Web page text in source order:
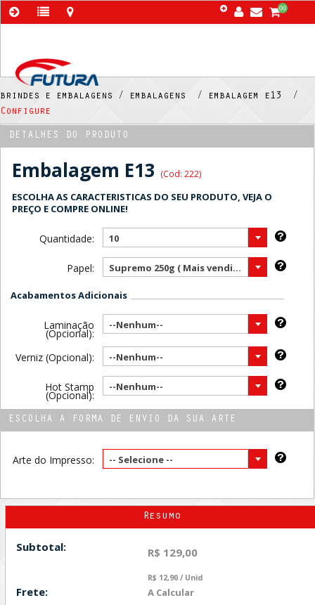
00
brindes e embalagens / embalagens /
embalagem e13 /
Configure
DETALHES DO PRODUTO
Embalagem E13 (Cod: 222)
ESCOLHA AS CARACTERISTICAS DO SEU PRODUTO, VEJA O
PREÇO E COMPRE ONLINE!
Quantidade: 10
Papel: Supremo 250g ( Mais vendido )
Acabamentos Adicionais
Laminação
(Opcional):
--Nenhum--
Verniz (Opcional): --Nenhum--
Hot Stamp
(Opcional):
--Nenhum--
ESCOLHA A FORMA DE ENVIO DA SUA ARTE
Arte do Impresso: -- Selecione --
Resumo
Subtotal: R$ 129,00
R$ 12,90 / Unid
Frete: A Calcular